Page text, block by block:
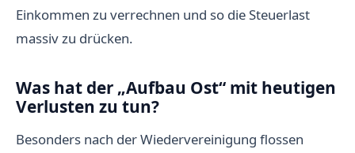
Einkommen zu verrechnen und so die Steuerlast
massiv zu drücken.
Was hat der „Aufbau Ost“ mit heutigen
Verlusten zu tun?
Besonders nach der Wiedervereinigung flossen